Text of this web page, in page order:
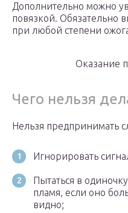
Дополнительно можно
повязкой. Обязательно
при любой степени
Оказание
Чего нельзя
Нельзя предпринимать
Игнорировать
Пытаться в
пламя, если оно
видно;